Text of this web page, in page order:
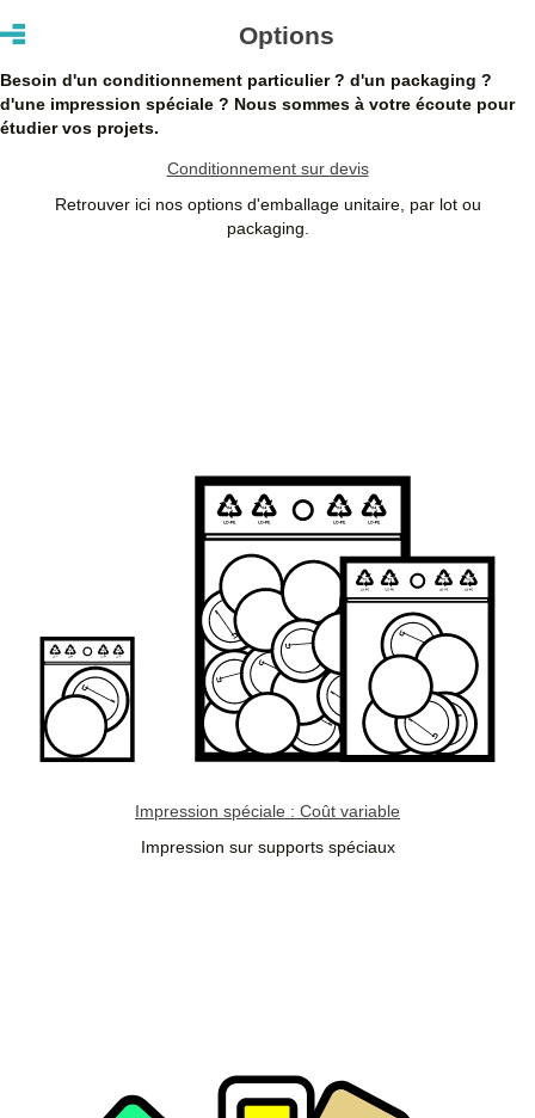
TVA intra-communautaire
paient le prix HT.
Options
Besoin d'un conditionnement particulier ? d'un packaging ?
d'une impression spéciale ? Nous sommes à votre écoute pour
étudier vos projets.
Conditionnement sur devis
Retrouver ici nos options d'emballage unitaire, par lot ou
packaging.
Impression spéciale : Coût variable
Impression sur supports spéciaux